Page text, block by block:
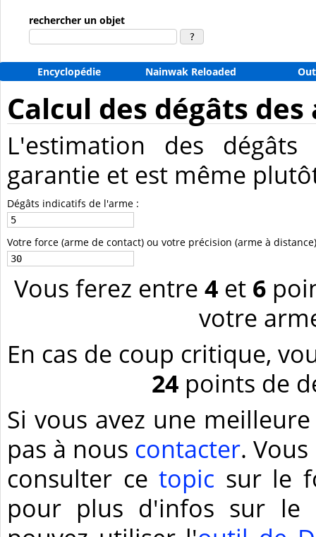
rechercher un objet
Encyclopédie Nainwak Reloaded
Calcul des dégâts des
L'estimation des
garantie et est même
Dégâts indicatifs de l'arme :
Votre force (arme de contact) ou votre précision (arme à
Vous ferez entre 4et 6
votre
En cas de coup critique,
24points de
Si vous avez une
pas à nous contacter.
consulter cetopic sur le
pour plus d'infos sur le